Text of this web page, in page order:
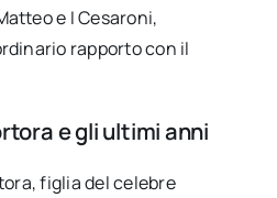
e I Cesaroni,
rapporto con il
e gli ultimi anni
figlia del celebre